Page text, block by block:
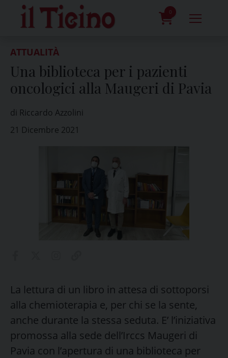
content
0
ATTUALITÀ
Una biblioteca per i pazienti
oncologici alla Maugeri di Pavia
di Riccardo Azzolini
21 Dicembre 2021
La lettura di un libro in attesa di sottoporsi
alla chemioterapia e, per chi se la sente,
anche durante la stessa seduta. E’ l’iniziativa
promossa alla sede dell’Irccs Maugeri di
Pavia con l’apertura di una biblioteca per